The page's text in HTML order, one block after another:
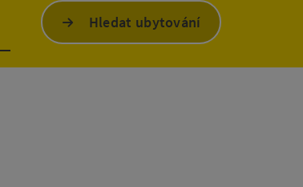
Hledat ubytování